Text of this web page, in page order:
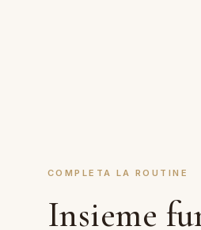
COMPLETA LA ROUTINE
Insieme